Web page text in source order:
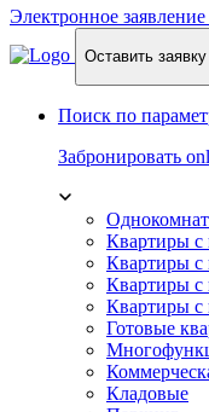
Электронное
Оставить заявку
Поиск по
Забронировать
Квартиры с
Квартиры с
Квартиры с
Квартиры с
Готовые
Кладовые